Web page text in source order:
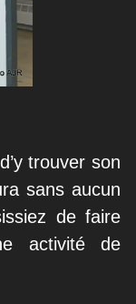
trouver son
sans aucun
de faire
activité de